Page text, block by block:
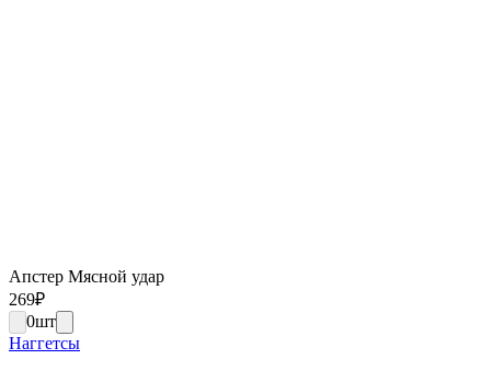
Апстер Мясной удар
269₽
0шт
Наггетсы